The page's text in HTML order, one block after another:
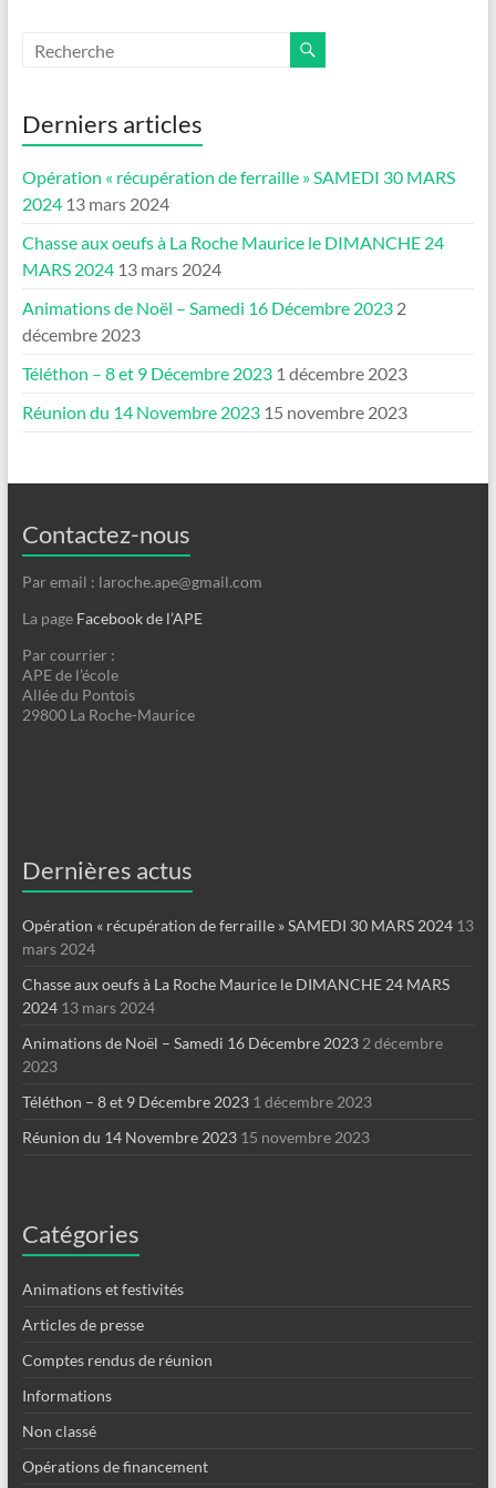
Derniers articles
Opération « récupération de ferraille » SAMEDI 30 MARS
2024 13 mars 2024
Chasse aux oeufs à La Roche Maurice le DIMANCHE 24
MARS 2024 13 mars 2024
Animations de Noël – Samedi 16 Décembre 2023 2
décembre 2023
Téléthon – 8 et 9 Décembre 2023 1 décembre 2023
Réunion du 14 Novembre 2023 15 novembre 2023
Contactez-nous
Par email : laroche.ape@gmail.com
La page Facebook de l’APE
Par courrier :
APE de l’école
Allée du Pontois
29800 La Roche-Maurice
Dernières actus
Opération « récupération de ferraille » SAMEDI 30 MARS 2024 13
mars 2024
Chasse aux oeufs à La Roche Maurice le DIMANCHE 24 MARS
2024 13 mars 2024
Animations de Noël – Samedi 16 Décembre 2023 2 décembre
2023
Téléthon – 8 et 9 Décembre 2023 1 décembre 2023
Réunion du 14 Novembre 2023 15 novembre 2023
Catégories
Animations et festivités
Articles de presse
Comptes rendus de réunion
Informations
Non classé
Opérations de financement